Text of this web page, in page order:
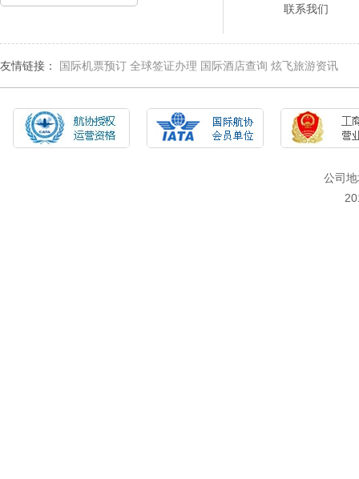
联系我们
友情链接： 国际机票预订 全球签证办理 国际酒店查询 炫飞旅游资讯
公司